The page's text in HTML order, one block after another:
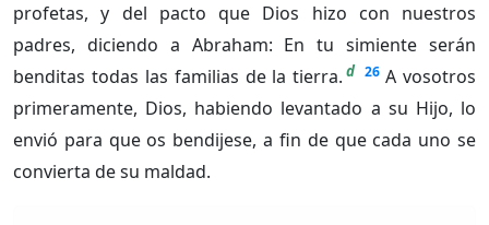
profetas, y del pacto que Dios hizo con nuestros
padres, diciendo a Abraham: En tu simiente serán
benditas todas las familias de la tierra. d 26 A vosotros
primeramente, Dios, habiendo levantado a su Hijo, lo
envió para que os bendijese, a fin de que cada uno se
convierta de su maldad.